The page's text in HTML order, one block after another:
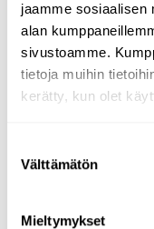
jaamme sosiaalisen
alan
sivustoamme.
tietoja muihin
kerätty, kun olet
valinta
Välttämätön
Mieltymykset